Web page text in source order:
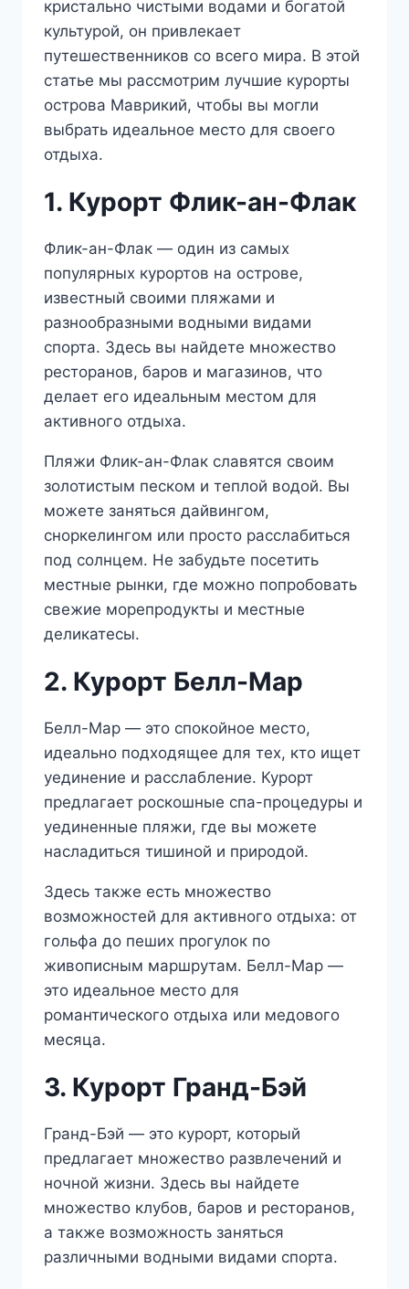
кристально чистыми водами и богатой
культурой, он привлекает
путешественников со всего мира. В этой
статье мы рассмотрим лучшие курорты
острова Маврикий, чтобы вы могли
выбрать идеальное место для своего
отдыха.
1. Курорт Флик-ан-Флак
Флик-ан-Флак — один из самых
популярных курортов на острове,
известный своими пляжами и
разнообразными водными видами
спорта. Здесь вы найдете множество
ресторанов, баров и магазинов, что
делает его идеальным местом для
активного отдыха.
Пляжи Флик-ан-Флак славятся своим
золотистым песком и теплой водой. Вы
можете заняться дайвингом,
сноркелингом или просто расслабиться
под солнцем. Не забудьте посетить
местные рынки, где можно попробовать
свежие морепродукты и местные
деликатесы.
2. Курорт Белл-Мар
Белл-Мар — это спокойное место,
идеально подходящее для тех, кто ищет
уединение и расслабление. Курорт
предлагает роскошные спа-процедуры и
уединенные пляжи, где вы можете
насладиться тишиной и природой.
Здесь также есть множество
возможностей для активного отдыха: от
гольфа до пеших прогулок по
живописным маршрутам. Белл-Мар —
это идеальное место для
романтического отдыха или медового
месяца.
3. Курорт Гранд-Бэй
Гранд-Бэй — это курорт, который
предлагает множество развлечений и
ночной жизни. Здесь вы найдете
множество клубов, баров и ресторанов,
а также возможность заняться
различными водными видами спорта.